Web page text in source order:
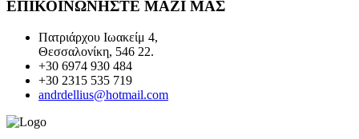
ΕΠΙΚΟΙΝΩΝΗΣΤΕ ΜΑΖΙ ΜΑΣ
Πατριάρχου Ιωακείμ 4,
Θεσσαλονίκη, 546 22.
+30 6974 930 484
+30 2315 535 719
andrdellius@hotmail.com